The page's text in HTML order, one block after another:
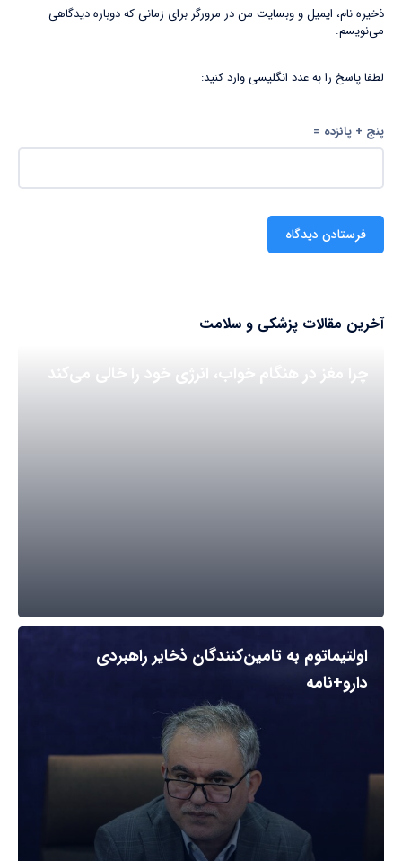
ذخیره نام، ایمیل و وبسایت من در مرورگر برای زمانی که دوباره دیدگاهی
می‌نویسم.
لطفا پاسخ را به عدد انگلیسی وارد کنید:
پنج + پانزده =
آخرین مقالات پزشکی و سلامت
چرا مغز در هنگام خواب، انرژی خود را خالی می‌کند
اولتیماتوم به تامین‌کنندگان ذخایر راهبردی
دارو+نامه